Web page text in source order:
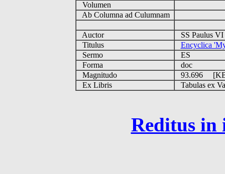
Volumen
Ab Columna ad Culumnam
Auctor
SS Paulus
Titulus
Encyclica
Sermo
ES
Forma
doc
Magnitudo
93.696
Ex Libris
Tabulas ex
Reditus in